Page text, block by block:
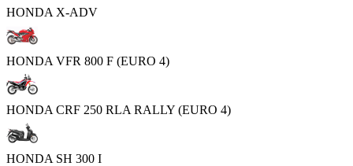
HONDA X-ADV
HONDA VFR 800 F (EURO 4)
HONDA CRF 250 RLA RALLY (EURO 4)
HONDA SH 300 I